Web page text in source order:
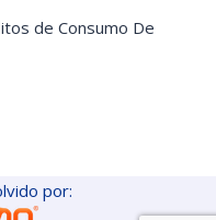
de Consumo De
por: